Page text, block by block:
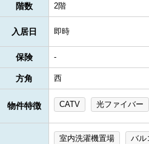
階数 2階
入居日 即時
保険 -
方角 西
物件特徴 CATV 光ファイバー
室内洗濯機置場 バル